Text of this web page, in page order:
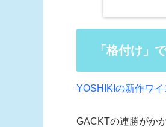
「格付け」
YOSHIKIの新作ワ
GACKTの連勝がか